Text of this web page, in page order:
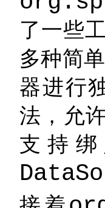
了一些
多种简
器进行
法，允
支持